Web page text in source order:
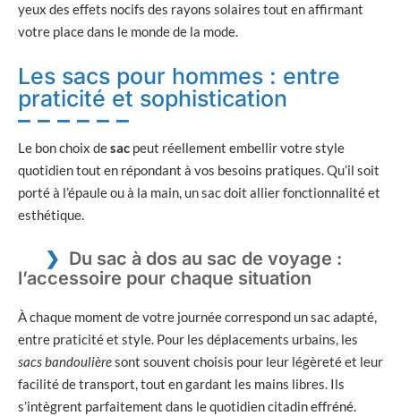
yeux des effets nocifs des rayons solaires tout en affirmant
votre place dans le monde de la mode.
Les sacs pour hommes : entre
praticité et sophistication
Le bon choix desac peut réellement embellir votre style
quotidien tout en répondant à vos besoins pratiques. Qu’il soit
porté à l’épaule ou à la main, un sac doit allier fonctionnalité et
esthétique.
Du sac à dos au sac de voyage :
l’accessoire pour chaque situation
À chaque moment de votre journée correspond un sac adapté,
entre praticité et style. Pour les déplacements urbains, les
sacs bandoulièresont souvent choisis pour leur légèreté et leur
facilité de transport, tout en gardant les mains libres. Ils
s’intègrent parfaitement dans le quotidien citadin effréné.